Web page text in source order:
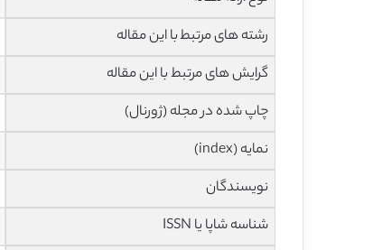
رشته های مرتبط با این مقاله
گرایش های مرتبط با این مقاله
چاپ شده در مجله (ژورنال)
نمایه (index)
نویسندگان
شناسه شاپا یا ISSN